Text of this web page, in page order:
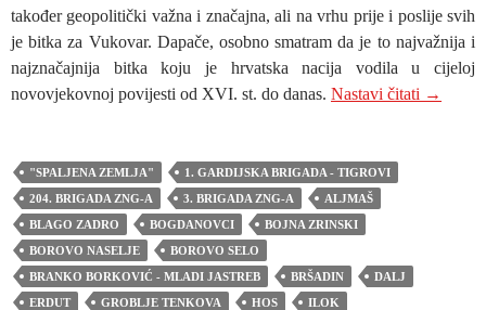
također geopolitički važna i značajna, ali na vrhu prije i poslije svih
je bitka za Vukovar. Dapače, osobno smatram da je to najvažnija i
najznačajnija bitka koju je hrvatska nacija vodila u cijeloj
novovjekovnoj povijesti od XVI. st. do danas. Nastavi čitati →
"SPALJENA ZEMLJA"
1. GARDIJSKA BRIGADA - TIGROVI
204. BRIGADA ZNG-A
3. BRIGADA ZNG-A
ALJMAŠ
BLAGO ZADRO
BOGDANOVCI
BOJNA ZRINSKI
BOROVO NASELJE
BOROVO SELO
BRANKO BORKOVIĆ - MLADI JASTREB
BRŠADIN
DALJ
ERDUT
GROBLJE TENKOVA HOS
ILOK